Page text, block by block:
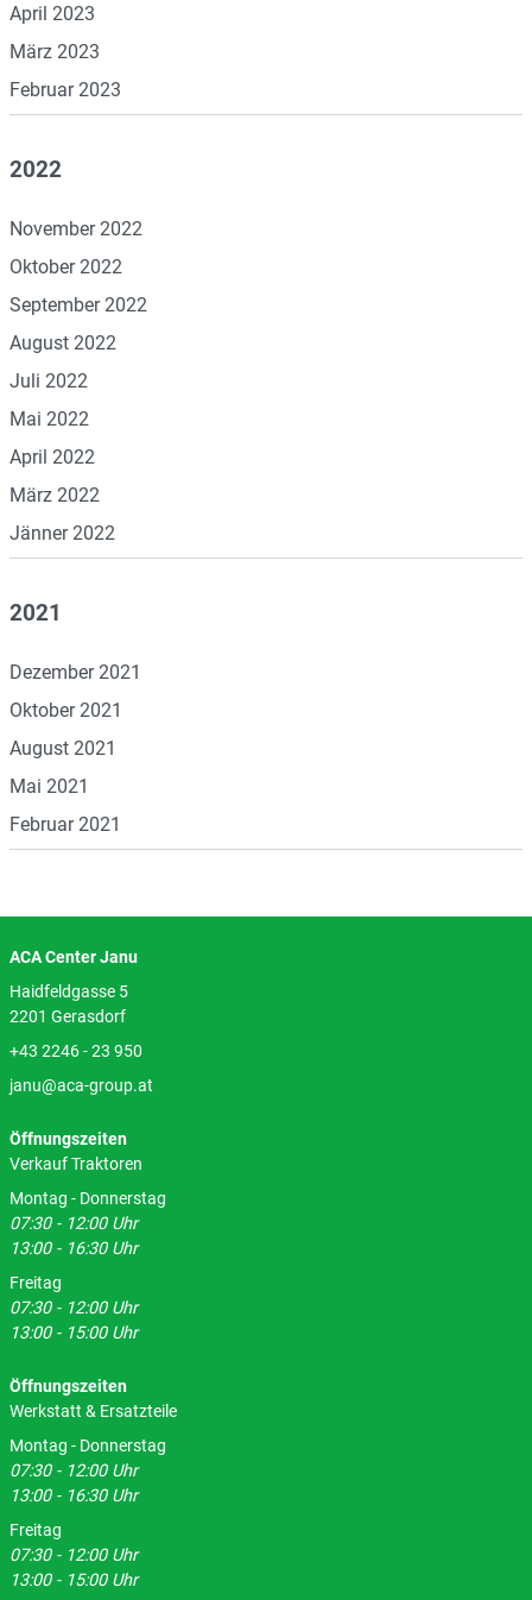
April 2023
März 2023
Februar 2023
2022
November 2022
Oktober 2022
September 2022
August 2022
Juli 2022
Mai 2022
April 2022
März 2022
Jänner 2022
2021
Dezember 2021
Oktober 2021
August 2021
Mai 2021
Februar 2021
ACA Center Janu
Haidfeldgasse 5
2201 Gerasdorf
+43 2246 - 23 950
janu@aca-group.at
Öffnungszeiten
Verkauf Traktoren
Montag - Donnerstag
07:30 - 12:00 Uhr
13:00 - 16:30 Uhr
Freitag
07:30 - 12:00 Uhr
13:00 - 15:00 Uhr
Öffnungszeiten
Werkstatt & Ersatzteile
Montag - Donnerstag
07:30 - 12:00 Uhr
13:00 - 16:30 Uhr
Freitag
07:30 - 12:00 Uhr
13:00 - 15:00 Uhr